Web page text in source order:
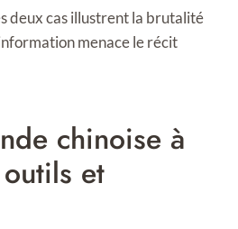
deux cas illustrent la brutalité
menace le récit
chinoise à
et